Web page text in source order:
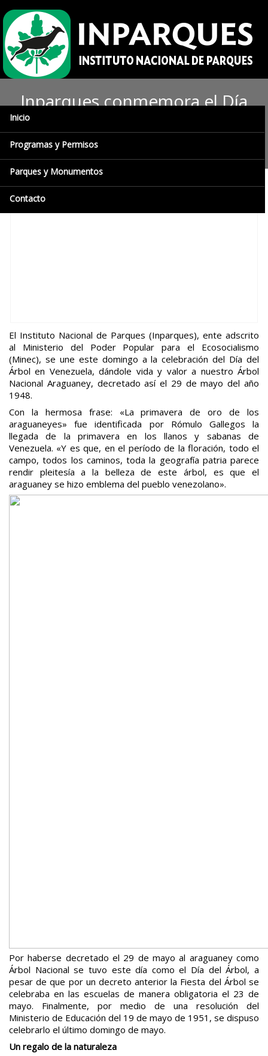
Inicio
Programas y Permisos
Parques y Monumentos
Contacto
Inparques conmemora el Día
araguaney
El Instituto Nacional de Parques (Inparques), ente adscrito
al Ministerio del Poder Popular para el Ecosocialismo
(Minec), se une este domingo a la celebración del Día del
Árbol en Venezuela, dándole vida y valor a nuestro Árbol
Nacional Araguaney, decretado así el 29 de mayo del año
1948.
Con la hermosa frase: «La primavera de oro de los
araguaneyes» fue identificada por Rómulo Gallegos la
llegada de la primavera en los llanos y sabanas de
Venezuela. «Y es que, en el período de la floración, todo el
campo, todos los caminos, toda la geografía patria parece
rendir pleitesía a la belleza de este árbol, es que el
araguaney se hizo emblema del pueblo venezolano».
Por haberse decretado el 29 de mayo al araguaney como
Árbol Nacional se tuvo este día como el Día del Árbol, a
pesar de que por un decreto anterior la Fiesta del Árbol se
celebraba en las escuelas de manera obligatoria el 23 de
mayo. Finalmente, por medio de una resolución del
Ministerio de Educación del 19 de mayo de 1951, se dispuso
celebrarlo el último domingo de mayo.
Un regalo de la naturaleza